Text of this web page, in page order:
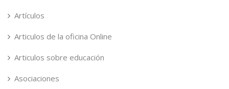
Artículos
Articulos de la oficina Online
Articulos sobre educación
Asociaciones